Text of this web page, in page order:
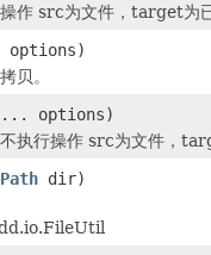
src为文件，target为已
贝。
... options)
行操作 src为文件，
Path dir)